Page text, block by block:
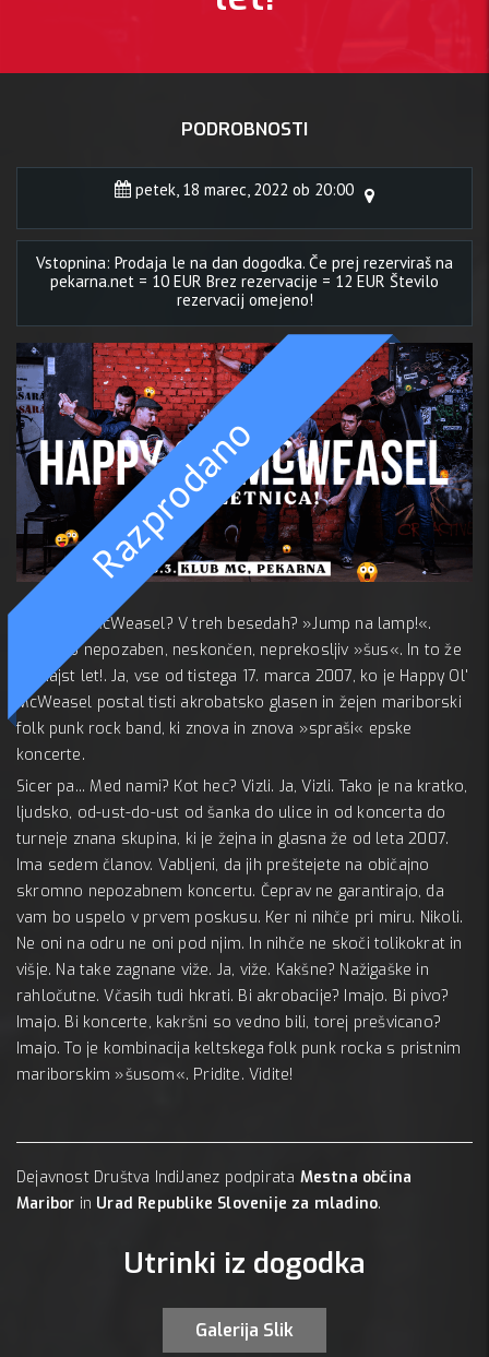
PODROBNOSTI
petek, 18 marec, 2022 ob 20:00
Vstopnina: Prodaja le na dan dogodka. Če prej rezerviraš na
pekarna.net = 10 EUR Brez rezervacije = 12 EUR Število
rezervacij omejeno!
Razprodano
Happy Ol’ McWeasel? V treh besedah? »Jump na lamp!«.
Prekleto nepozaben, neskončen, neprekosljiv »šus«. In to že
petnajst let!. Ja, vse od tistega 17. marca 2007, ko je Happy Ol'
McWeasel postal tisti akrobatsko glasen in žejen mariborski
folk punk rock band, ki znova in znova »spraši« epske
koncerte.
Sicer pa... Med nami? Kot hec? Vizli. Ja, Vizli. Tako je na kratko,
ljudsko, od-ust-do-ust od šanka do ulice in od koncerta do
turneje znana skupina, ki je žejna in glasna že od leta 2007.
Ima sedem članov. Vabljeni, da jih preštejete na običajno
skromno nepozabnem koncertu. Čeprav ne garantirajo, da
vam bo uspelo v prvem poskusu. Ker ni nihče pri miru. Nikoli.
Ne oni na odru ne oni pod njim. In nihče ne skoči tolikokrat in
višje. Na take zagnane viže. Ja, viže. Kakšne? Nažigaške in
rahločutne. Včasih tudi hkrati. Bi akrobacije? Imajo. Bi pivo?
Imajo. Bi koncerte, kakršni so vedno bili, torej prešvicano?
Imajo. To je kombinacija keltskega folk punk rocka s pristnim
mariborskim »šusom«. Pridite. Vidite!
Dejavnost Društva IndiJanez podpirata Mestna občina
Maribor in Urad Republike Slovenije za mladino.
Utrinki iz dogodka
Galerija Slik